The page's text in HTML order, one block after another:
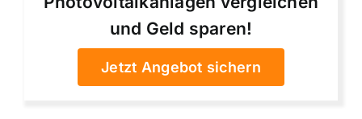
und Geld sparen!
Jetzt Angebot sichern